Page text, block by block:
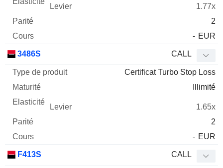
1.77x
2
- EUR
3486S CALL
Certificat Turbo Stop Loss
Illimité
1.65x
2
- EUR
F413S CALL